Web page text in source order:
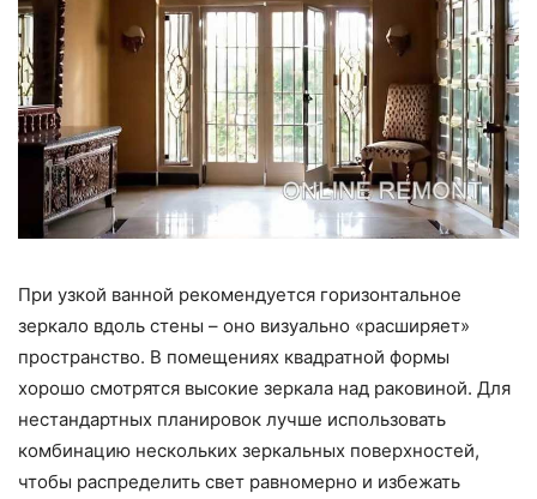
При узкой ванной рекомендуется горизонтальное
зеркало вдоль стены – оно визуально «расширяет»
пространство. В помещениях квадратной формы
хорошо смотрятся высокие зеркала над раковиной. Для
нестандартных планировок лучше использовать
комбинацию нескольких зеркальных поверхностей,
чтобы распределить свет равномерно и избежать